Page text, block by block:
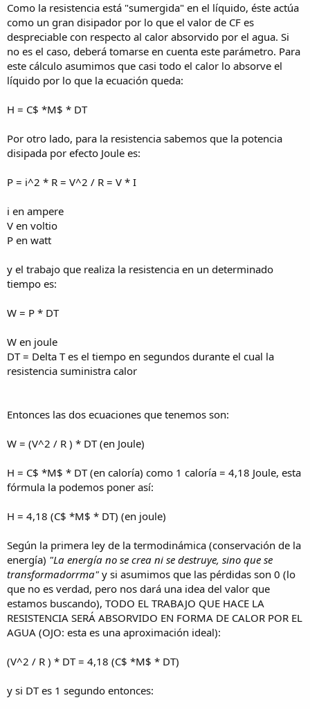
Como la resistencia está "sumergida" en el líquido, éste actúa
como un gran disipador por lo que el valor de CF es
despreciable con respecto al calor absorvido por el agua. Si
no es el caso, deberá tomarse en cuenta este parámetro. Para
este cálculo asumimos que casi todo el calor lo absorve el
líquido por lo que la ecuación queda:
H = C$ *M$ * DT
Por otro lado, para la resistencia sabemos que la potencia
disipada por efecto Joule es:
P = i^2 * R = V^2 / R = V * I
i en ampere
V en voltio
P en watt
y el trabajo que realiza la resistencia en un determinado
tiempo es:
W = P * DT
W en joule
DT = Delta T es el tiempo en segundos durante el cual la
resistencia suministra calor
Entonces las dos ecuaciones que tenemos son:
W = (V^2 / R ) * DT (en Joule)
H = C$ *M$ * DT (en caloría) como 1 caloría = 4,18 Joule, esta
fórmula la podemos poner así:
H = 4,18 (C$ *M$ * DT) (en joule)
Según la primera ley de la termodinámica (conservación de la
energía) "La energía no se crea ni se destruye, sino que se
transformadorrma" y si asumimos que las pérdidas son 0 (lo
que no es verdad, pero nos dará una idea del valor que
estamos buscando), TODO EL TRABAJO QUE HACE LA
RESISTENCIA SERÁ ABSORVIDO EN FORMA DE CALOR POR EL
AGUA (OJO: esta es una aproximación ideal):
(V^2 / R ) * DT = 4,18 (C$ *M$ * DT)
y si DT es 1 segundo entonces: